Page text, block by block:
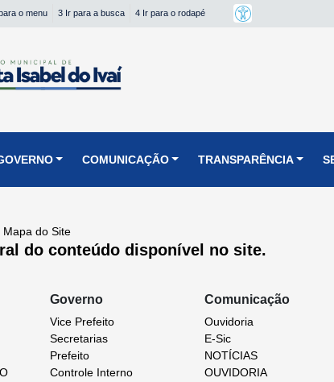
o menu 3 Ir para a busca 4 Ir para o rodapé
COMUNICAÇÃO TRANSPARÊNCIA
Mapa do Site
do conteúdo disponível no site.
Governo
Vice Prefeito
Secretarias
Prefeito
Controle Interno
Comunicação
Ouvidoria
E-Sic
NOTÍCIAS
OUVIDORIA